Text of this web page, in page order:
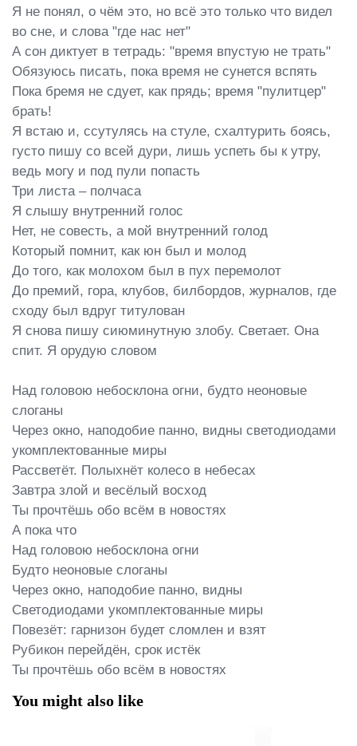
Я не понял, о чём это, но всё это только что видел
во сне, и слова "где нас нет"
А сон диктует в тетрадь: "время впустую не трать"
Обязуюсь писать, пока время не сунется вспять
Пока бремя не сдует, как прядь; время "пулитцер"
брать!
Я встаю и, ссутулясь на стуле, схалтурить боясь,
густо пишу со всей дури, лишь успеть бы к утру,
ведь могу и под пули попасть
Три листа – полчаса
Я слышу внутренний голос
Нет, не совесть, а мой внутренний голод
Который помнит, как юн был и молод
До того, как молохом был в пух перемолот
До премий, гора, клубов, билбордов, журналов, где
сходу был вдруг титулован
Я снова пишу сиюминутную злобу. Светает. Она
спит. Я орудую словом
Над головою небосклона огни, будто неоновые
слоганы
Через окно, наподобие панно, видны светодиодами
укомплектованные миры
Рассветёт. Полыхнёт колесо в небесах
Завтра злой и весёлый восход
Ты прочтёшь обо всём в новостях
А пока что
Над головою небосклона огни
Будто неоновые слоганы
Через окно, наподобие панно, видны
Светодиодами укомплектованные миры
Повезёт: гарнизон будет сломлен и взят
Рубикон перейдён, срок истёк
Ты прочтёшь обо всём в новостях
You might also like